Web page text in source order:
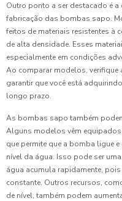
Outro ponto a ser destacado é
fabricação das bombas sapo.
feitos de materiais resistentes à
de alta densidade. Esses
especialmente em condições
Ao comparar modelos, verifique
garantir que você está
longo prazo.
As bombas sapo também
Alguns modelos vêm
que permite que a bomba ligue
nível da água. Isso pode ser
água acumula rapidamente,
constante. Outros recursos,
de nível, também podem